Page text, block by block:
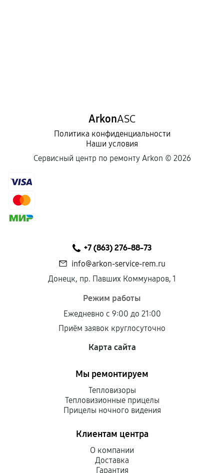
ArkonASC
Политика конфиденциальности
Наши условия
Сервисный центр по ремонту Arkon © 2026
+7 (863) 276-88-73
info@arkon-service-rem.ru
Донецк, пр. Павших Коммунаров, 1
Режим работы
Ежедневно с 9:00 до 21:00
Приём заявок круглосуточно
Карта сайта
Мы ремонтируем
Тепловизоры
Тепловизионные прицелы
Прицелы ночного видения
Клиентам центра
О компании
Доставка
Гарантия